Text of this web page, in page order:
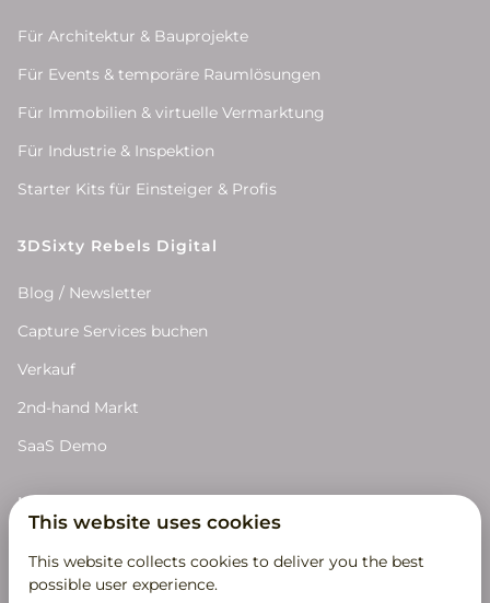
Für Architektur & Bauprojekte
Für Events & temporäre Raumlösungen
Für Immobilien & virtuelle Vermarktung
Für Industrie & Inspektion
Starter Kits für Einsteiger & Profis
3DSixty Rebels Digital
Blog / Newsletter
Capture Services buchen
Verkauf
2nd-hand Markt
SaaS Demo
Lizenz Partner
Werde Partner
This website uses cookies
This website collects cookies to deliver you the best
possible user experience.